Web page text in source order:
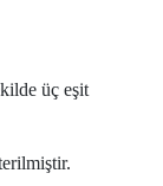
üç eşit